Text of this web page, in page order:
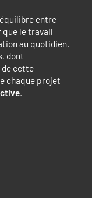
équilibre entre
que le travail
au quotidien.
dont
de cette
chaque projet
.